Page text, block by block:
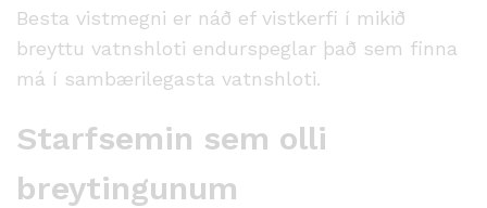
Besta vistmegni er náð ef vistkerfi í mikið
breyttu vatnshloti endurspeglar það sem finna
má í sambærilegasta vatnshloti.
Starfsemin sem olli
breytingunum